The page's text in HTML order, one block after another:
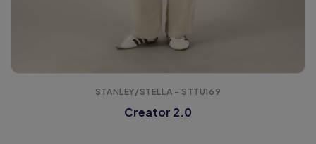
STANLEY/STELLA - STTU169
Creator 2.0